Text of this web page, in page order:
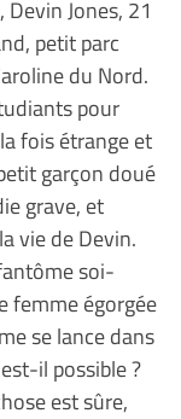
Jones, 21
petit parc
du Nord.
pour
fois étrange et
garçon doué
grave, et
vie de Devin.
soi-
femme égorgée
se lance dans
il possible ?
est sûre,